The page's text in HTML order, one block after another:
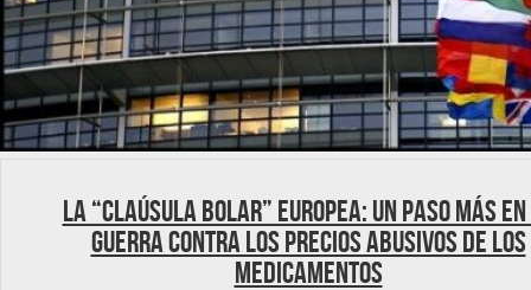
La “claúsula bolar” europea: Un paso más
guerra contra los precios abusivos de los
medicamentos